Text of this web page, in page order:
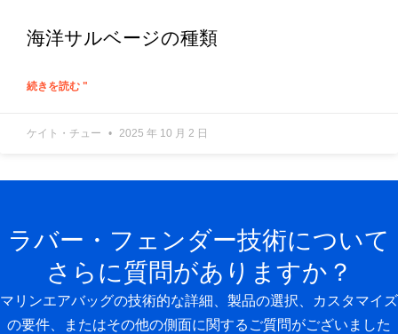
海洋サルベージの種類
続きを読む "
ケイト・チュー 2025 年 10 月 2 日
ラバー・フェンダー技術について
さらに質問がありますか？
マリンエアバッグの技術的な詳細、製品の選択、カスタマイズ
の要件、またはその他の側面に関するご質問がございました